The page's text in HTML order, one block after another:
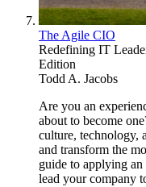
The Agile CIO
Redefining IT
Edition
Todd A. Jacobs
Are you an
about to become
culture, technology,
and transform the
guide to applying
lead your company